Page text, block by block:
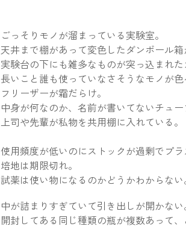
ごっそりモノが溜まっている実験室。
天井まで棚があって変色したダンボール箱
実験台の下にも雑多なものが突っ込まれた
長いこと誰も使っていなさそうなモノが色
フリーザーが霜だらけ。
中身が何なのか、名前が書いてないチュー
上司や先輩が私物を共用棚に入れている。
使用頻度が低いのにストックが過剰でプラ
培地は期限切れ。
試薬は使い物になるのかどうかわからない
中が詰まりすぎていて引き出しが開かない
開封してある同じ種類の瓶が複数あって